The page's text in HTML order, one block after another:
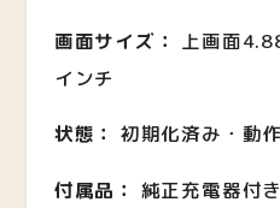
画面サイズ： 上画面
インチ
状態： 初期化済み・動
付属品： 純正充電器付き